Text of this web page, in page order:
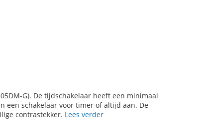
G). De tijdschakelaar heeft een minimaal
een schakelaar voor timer of altijd aan. De
contrastekker. Lees verder